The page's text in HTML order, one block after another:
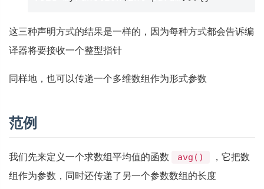
这三种声明方式的结果是一样的，因为每种方式都会告诉编
译器将要接收一个整型指针
同样地，也可以传递一个多维数组作为形式参数
范例
我们先来定义一个求数组平均值的函数 avg()
，它把数
组作为参数，同时还传递了另一个参数数组的长度